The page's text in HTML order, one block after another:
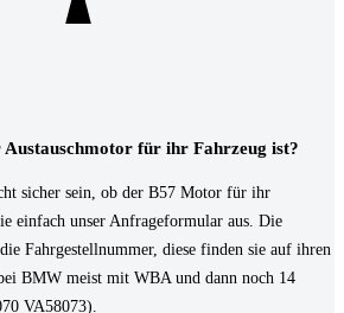
Austauschmotor für ihr Fahrzeug ist?
sicher sein, ob der B57 Motor für ihr
einfach unser Anfrageformular aus. Die
Fahrgestellnummer, diese finden sie auf ihren
BMW meist mit WBA und dann noch 14
VA58073).